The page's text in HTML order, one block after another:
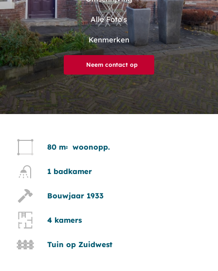
Alle Foto's
Kenmerken
Neem contact op
80 m2woonopp.
1 badkamer
Bouwjaar 1933
4 kamers
Tuin op Zuidwest